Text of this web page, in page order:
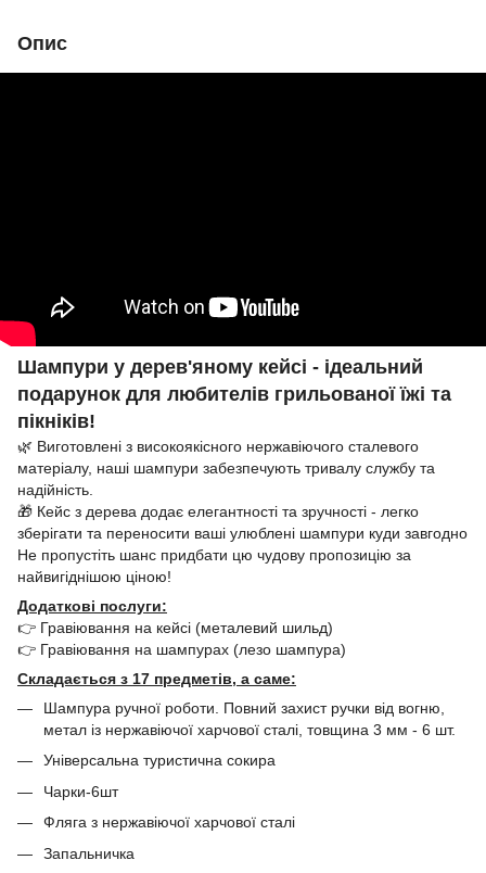
Опис
Шампури у дерев'яному кейсі - ідеальний
подарунок для любителів грильованої їжі та
пікніків!
🌿 Виготовлені з високоякісного нержавіючого сталевого
матеріалу, наші шампури забезпечують тривалу службу та
надійність.
🎁 Кейс з дерева додає елегантності та зручності - легко
зберігати та переносити ваші улюблені шампури куди завгодно
Не пропустіть шанс придбати цю чудову пропозицію за
найвигіднішою ціною!
Додаткові послуги:
👉 Гравіювання на кейсі (металевий шильд)
👉 Гравіювання на шампурах (лезо шампура)
Складається з 17 предметів, а саме:
Шампура ручної роботи. Повний захист ручки від вогню,
метал із нержавіючої харчової сталі, товщина 3 мм - 6 шт.
Універсальна туристична сокира
Чарки-6шт
Фляга з нержавіючої харчової сталі
Запальничка